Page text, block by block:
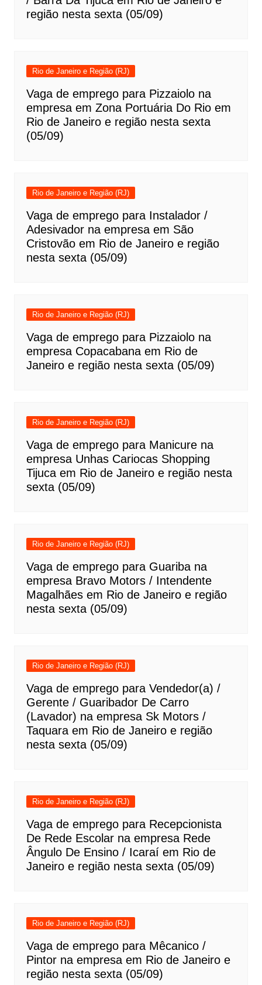
região nesta sexta (05/09)
Rio de Janeiro e Região (RJ)
Vaga de emprego para Pizzaiolo na
empresa em Zona Portuária Do Rio em
Rio de Janeiro e região nesta sexta
(05/09)
Rio de Janeiro e Região (RJ)
Vaga de emprego para Instalador /
Adesivador na empresa em São
Cristovão em Rio de Janeiro e região
nesta sexta (05/09)
Rio de Janeiro e Região (RJ)
Vaga de emprego para Pizzaiolo na
empresa Copacabana em Rio de
Janeiro e região nesta sexta (05/09)
Rio de Janeiro e Região (RJ)
Vaga de emprego para Manicure na
empresa Unhas Cariocas Shopping
Tijuca em Rio de Janeiro e região nesta
sexta (05/09)
Rio de Janeiro e Região (RJ)
Vaga de emprego para Guariba na
empresa Bravo Motors / Intendente
Magalhães em Rio de Janeiro e região
nesta sexta (05/09)
Rio de Janeiro e Região (RJ)
Vaga de emprego para Vendedor(a) /
Gerente / Guaribador De Carro
(Lavador) na empresa Sk Motors /
Taquara em Rio de Janeiro e região
nesta sexta (05/09)
Rio de Janeiro e Região (RJ)
Vaga de emprego para Recepcionista
De Rede Escolar na empresa Rede
Ângulo De Ensino / Icaraí em Rio de
Janeiro e região nesta sexta (05/09)
Rio de Janeiro e Região (RJ)
Vaga de emprego para Mêcanico /
Pintor na empresa em Rio de Janeiro e
região nesta sexta (05/09)